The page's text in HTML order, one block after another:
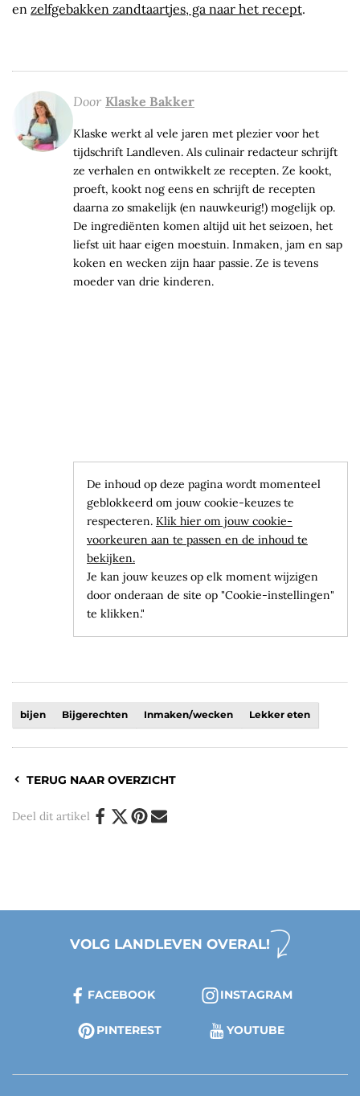
en zelfgebakken zandtaartjes, ga naar het recept.
Door Klaske Bakker
Klaske werkt al vele jaren met plezier voor het
tijdschrift Landleven. Als culinair redacteur schrijft
ze verhalen en ontwikkelt ze recepten. Ze kookt,
proeft, kookt nog eens en schrijft de recepten
daarna zo smakelijk (en nauwkeurig!) mogelijk op.
De ingrediënten komen altijd uit het seizoen, het
liefst uit haar eigen moestuin. Inmaken, jam en sap
koken en wecken zijn haar passie. Ze is tevens
moeder van drie kinderen.
De inhoud op deze pagina wordt momenteel
geblokkeerd om jouw cookie-keuzes te
respecteren. Klik hier om jouw cookie-
voorkeuren aan te passen en de inhoud te
bekijken.
Je kan jouw keuzes op elk moment wijzigen
door onderaan de site op "Cookie-instellingen"
te klikken."
bijen Bijgerechten Inmaken/wecken Lekker eten
TERUG NAAR OVERZICHT
Deel dit artikel
VOLG LANDLEVEN OVERAL!
FACEBOOK INSTAGRAM
PINTEREST YOUTUBE